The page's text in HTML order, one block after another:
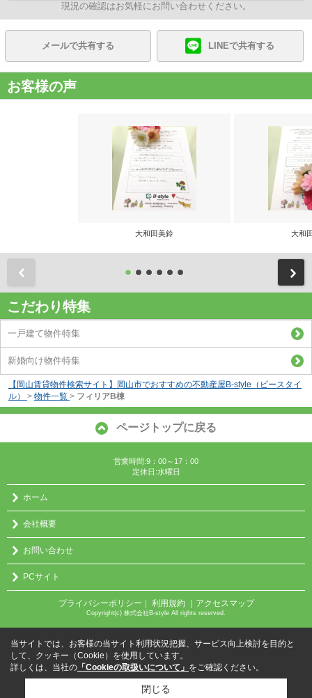
現況の確認はお気軽にお問い合わせください。
メールで共有する LINEで共有する
お客様の声
大和田美鈴 大和
こだわり特集
一戸建て物件特集
新婚向け物件特集
【岡山賃貸物件検索サイト】岡山市でおすすめの不動産屋B-style（ビースタイ
ル）
> 物件一覧 > フィリアB棟
ページトップに戻る
営業時間:9：00～17：00
定休日:水曜日
ホーム
会社概要
お問い合わせ
PCサイト
プライバシーポリシー 利用規約 ｜アクセスマップ
Copyright(c) 株式会社B-style All rights reserved.
当サイトでは、お客様の当サイト利用状況把握、サービス向上検討を目的と
して、クッキー（Cookie）を使用しています。
詳しくは、当社の 「Cookieの取扱いについて」 をご確認ください。
閉じる